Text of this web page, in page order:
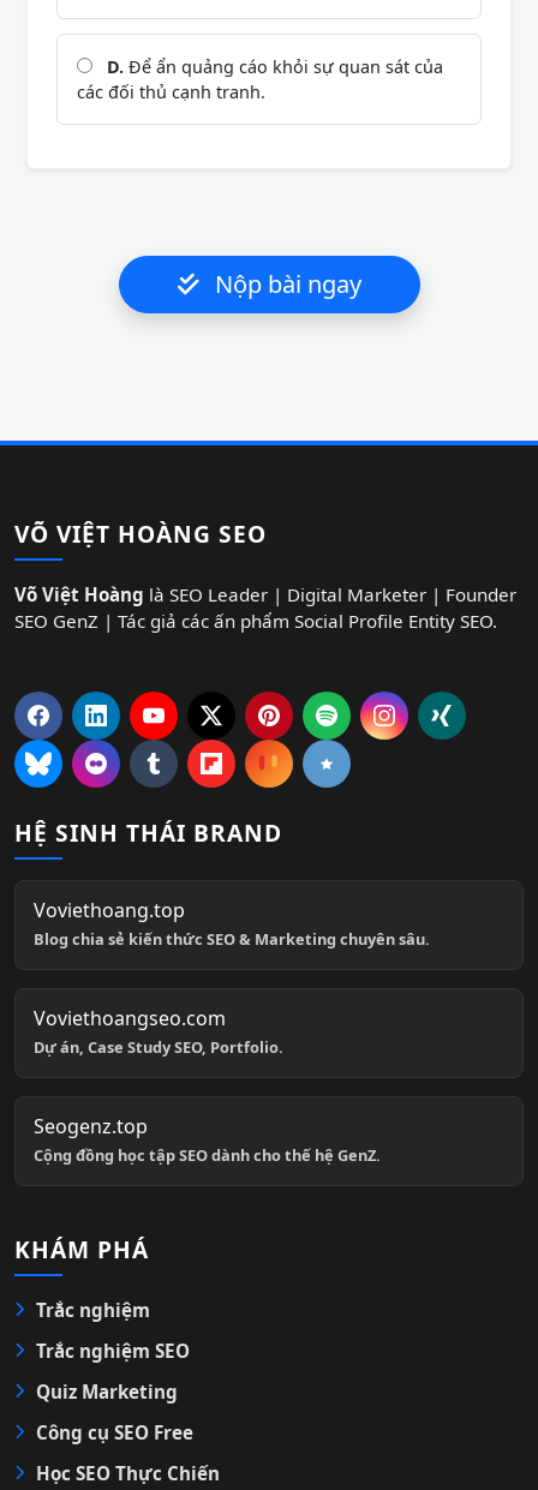
D. Để ẩn quảng cáo khỏi sự quan sát của
các đối thủ cạnh tranh.
Nộp bài ngay
VÕ VIỆT HOÀNG SEO
Võ Việt Hoàng là SEO Leader | Digital Marketer | Founder
SEO GenZ | Tác giả các ấn phẩm Social Profile Entity SEO.
HỆ SINH THÁI BRAND
Voviethoang.top
Blog chia sẻ kiến thức SEO & Marketing chuyên sâu.
Voviethoangseo.com
Dự án, Case Study SEO, Portfolio.
Seogenz.top
Cộng đồng học tập SEO dành cho thế hệ GenZ.
KHÁM PHÁ
Trắc nghiệm
Trắc nghiệm SEO
Quiz Marketing
Công cụ SEO Free
Học SEO Thực Chiến